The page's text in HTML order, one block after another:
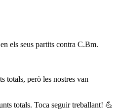
els seus partits contra C.Bm.
totals, però les nostres van
totals. Toca seguir treballant! 💪